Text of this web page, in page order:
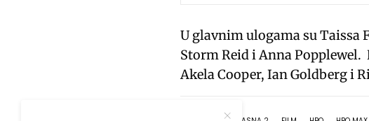
U glavnim ulogama su Taissa
Storm Reid i Anna Popplewel.
Akela Cooper, Ian Goldberg i